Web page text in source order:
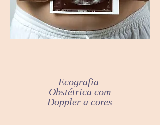
Ecografia
Obstétrica com
Doppler a cores